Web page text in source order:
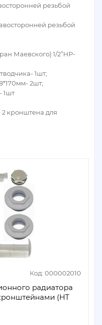
резьбой
резьбой
Маевского) 1/2”НР-
1шт;
2шт;
1шт
кронштена для
Код: 000002010
радиатора
(HT